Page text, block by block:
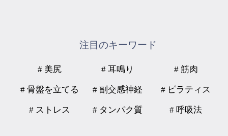
注目のキーワード
# 美尻 # 耳鳴り # 筋肉
# 骨盤を立てる # 副交感神経 # ピラティス
# ストレス # タンパク質 # 呼吸法